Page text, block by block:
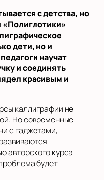
с детства, но
дети, но и
научат
и соединять
красивым и
каллиграфии не
Но современные
с гаджетами,
авторского курса
будет